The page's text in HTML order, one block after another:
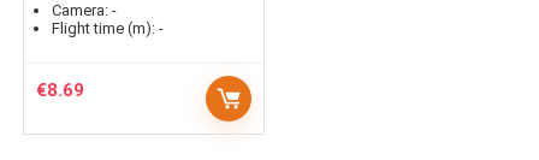
Camera: -
Flight time (m): -
€8.69